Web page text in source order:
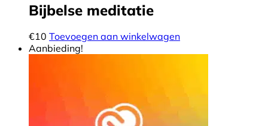
Bijbelse meditatie
€10 Toevoegen aan winkelwagen
Aanbieding!